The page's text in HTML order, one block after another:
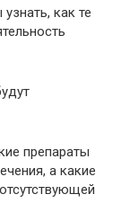
как те
препараты
а какие